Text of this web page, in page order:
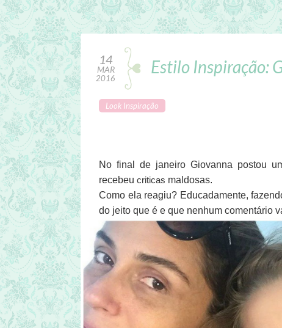
14
MAR
2016
Estilo Inspiração:
Look Inspiração
No final de janeiro Giovanna postou
recebeu criticas maldosas.
Como ela reagiu? Educadamente,
do jeito que é e que nenhum comentário